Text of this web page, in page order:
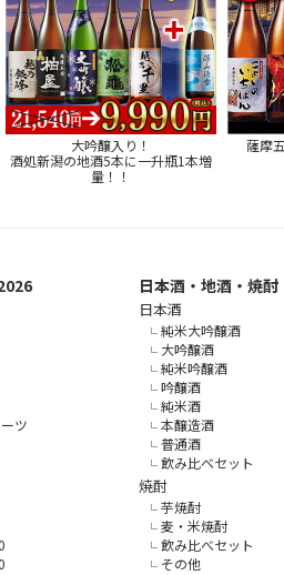
大吟醸入り！
酒処新潟の地酒5本に一升瓶1本増
量！！
薩摩
ツ
日本酒・地酒・焼酎
日本酒
純米大吟醸酒
大吟醸酒
純米吟醸酒
吟醸酒
純米酒
本醸造酒
普通酒
飲み比べセット
焼酎
芋焼酎
麦・米焼酎
飲み比べセット
その他